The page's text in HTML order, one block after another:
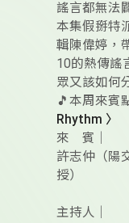
謠言都無法
本集假掰特
輯陳偉婷，
10的熱傳謠
眾又該如何
🎵本周來賓
Rhythm 〉
來 賓｜
許志仲（陽
授）
主持人｜